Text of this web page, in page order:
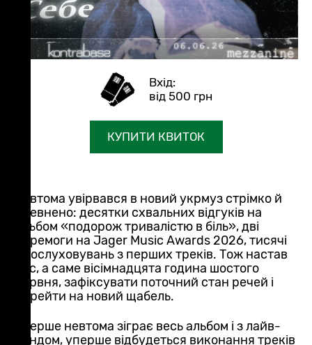
від 500 грн
КУПИТИ КВИТОК
невтома увірвався в новий укрмуз стрімко й
впевнено: десятки схвальних відгуків на
альбом «подорож тривалістю в біль», дві
перемоги на Jager Music Awards 2026, тисячі
прослуховувань з перших треків. Тож настав
час, а саме вісімнадцята година шостого
червня, зафіксувати поточний стан речей і
перейти на новий щабель.
Уперше невтома зіграє весь альбом і з лайв-
бендом, уперше відбудеться виконання треків